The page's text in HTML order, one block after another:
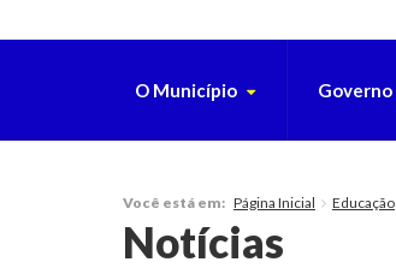
O Município Governo
Você está em: Página Inicial Educação
Notícias